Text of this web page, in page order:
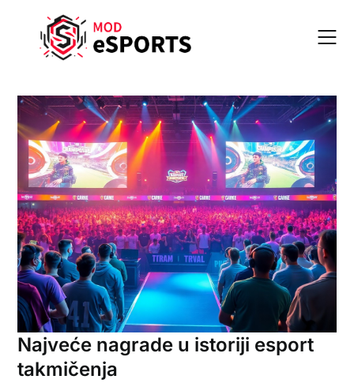
content
Najveće nagrade u istoriji esport
takmičenja